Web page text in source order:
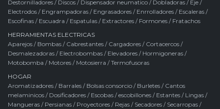
Destornilladores / Discos / Dispensador neumatico / Dobladoras / Eje /
Electrodos / Engrampadoras / Engrasadores / Enrrolladores / Escaleras /
Escofinas / Escuadra / Espatulas / Extractores / Formones / Fratachos
HERRAMIENTAS ELECTRICAS
Aparejos / Bombas / Cabrestantes / Cargadores / Cortacercos /
Desmalezadoras / Electrobombas / Elevadores / Hormigoneras /
Motobomba / Motores / Motosierra /Termofusoras
HOGAR
Aromatizadores / Barrales / Bolsas consorcio / Burletes / Cantos
melaminicos / Dosificadores / Escobas / escobillones / Estantes / Lingas /
Mangueras / Persianas / Proyectores / Rejas / Secadores / Secarropas /